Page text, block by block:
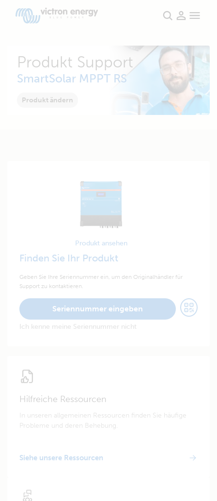
Produkt Support
SmartSolar MPPT RS
Produkt ändern
Produkt ansehen
Finden Sie Ihr Produkt
Geben Sie Ihre Seriennummer ein, um den Originalhändler für
Support zu kontaktieren.
Seriennummer eingeben
Ich kenne meine Seriennummer nicht
Hilfreiche Ressourcen
In unseren allgemeinen Ressourcen finden Sie häufige
Probleme und deren Behebung.
Siehe unsere Ressourcen